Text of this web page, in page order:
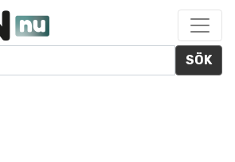
SÖK